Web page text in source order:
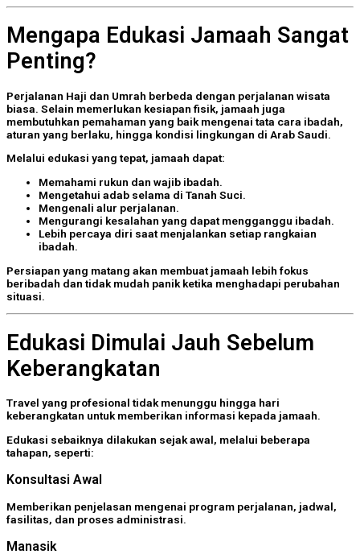
Mengapa Edukasi Jamaah Sangat
Penting?
Perjalanan Haji dan Umrah berbeda dengan perjalanan wisata
biasa. Selain memerlukan kesiapan fisik, jamaah juga
membutuhkan pemahaman yang baik mengenai tata cara ibadah,
aturan yang berlaku, hingga kondisi lingkungan di Arab Saudi.
Melalui edukasi yang tepat, jamaah dapat:
Memahami rukun dan wajib ibadah.
Mengetahui adab selama di Tanah Suci.
Mengenali alur perjalanan.
Mengurangi kesalahan yang dapat mengganggu ibadah.
Lebih percaya diri saat menjalankan setiap rangkaian
ibadah.
Persiapan yang matang akan membuat jamaah lebih fokus
beribadah dan tidak mudah panik ketika menghadapi perubahan
situasi.
Edukasi Dimulai Jauh Sebelum
Keberangkatan
Travel yang profesional tidak menunggu hingga hari
keberangkatan untuk memberikan informasi kepada jamaah.
Edukasi sebaiknya dilakukan sejak awal, melalui beberapa
tahapan, seperti:
Konsultasi Awal
Memberikan penjelasan mengenai program perjalanan, jadwal,
fasilitas, dan proses administrasi.
Manasik